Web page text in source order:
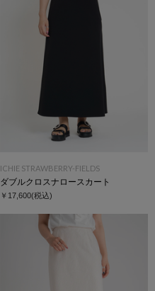
ICHIE STRAWBERRY-FIELDS
ダブルクロスナロースカート
￥17,600(税込)